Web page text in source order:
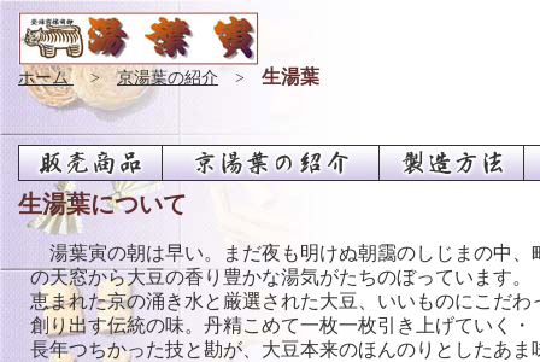
ホーム>京湯葉の紹介 > 生湯葉
生湯葉について
湯葉寅の朝は早い。まだ夜も明けぬ朝靄のしじまの中、
の天窓から大豆の香り豊かな湯気がたちのぼっています。
恵まれた京の涌き水と厳選された大豆、いいものにこだわ
創り出す伝統の味。丹精こめて一枚一枚引き上げていく・
長年つちかった技と勘が、大豆本来のほんのりとしたあま